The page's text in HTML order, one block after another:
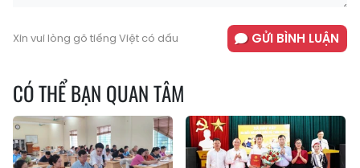
Xin vui lòng gõ tiếng Việt có dấu GỬI BÌNH LUẬN
CÓ THỂ BẠN QUAN TÂM